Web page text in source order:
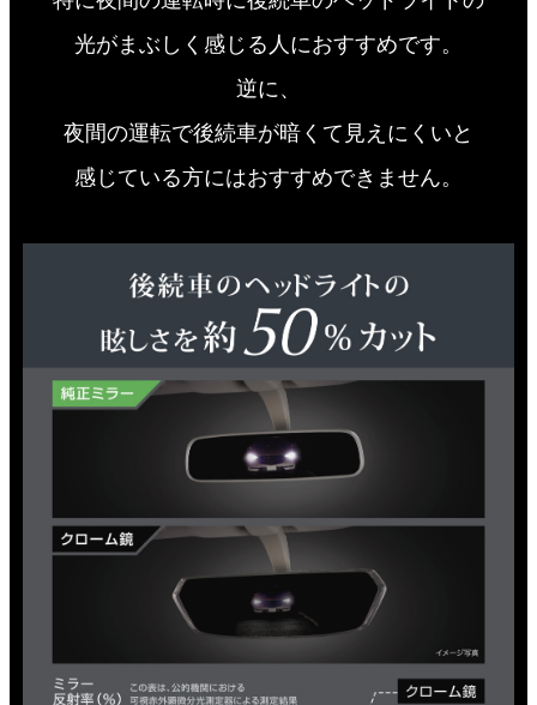
光がまぶしく感じる人におすすめです。
逆に、
夜間の運転で後続車が暗くて見えにくいと
感じている方にはおすすめできません。